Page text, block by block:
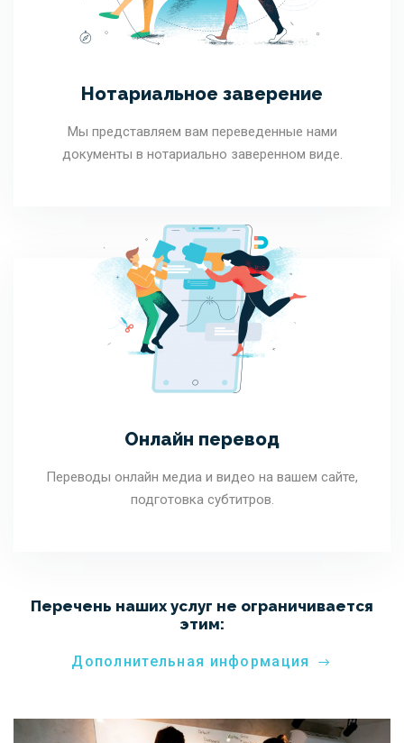
Нотариальное заверение
Мы представляем вам переведенные нами
документы в нотариально заверенном виде.
Онлайн перевод
Переводы онлайн медиа и видео на вашем сайте,
подготовка субтитров.
Перечень наших услуг не ограничивается
этим:
Дополнительная информация